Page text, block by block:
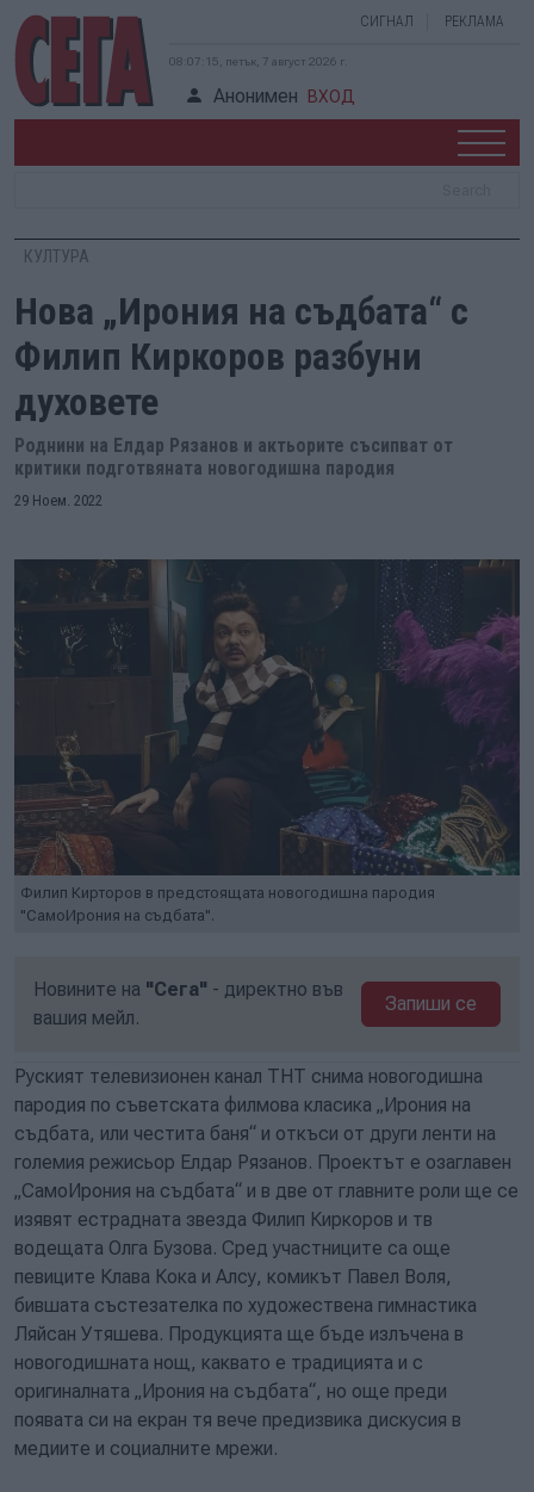
СИГНАЛ РЕКЛАМА
08:07:16, петък, 7 август 2026 г.
Анонимен ВХОД
КУЛТУРА
Нова „Ирония на съдбата“ с
Филип Киркоров разбуни
духовете
Роднини на Елдар Рязанов и актьорите съсипват от
критики подготвяната новогодишна пародия
29 Ноем. 2022
Филип Кирторов в предстоящата новогодишна пародия
"СамоИрония на съдбата".
Новините на "Сега" - директно във
вашия мейл.
Запиши се
Руският телевизионен канал ТНТ снима новогодишна
пародия по съветската филмова класика „Ирония на
съдбата, или честита баня“ и откъси от други ленти на
големия режисьор Елдар Рязанов. Проектът е озаглавен
„СамоИрония на съдбата“ и в две от главните роли ще се
изявят естрадната звезда Филип Киркоров и тв
водещата Олга Бузова. Сред участниците са още
певиците Клава Кока и Алсу, комикът Павел Воля,
бившата състезателка по художествена гимнастика
Ляйсан Утяшева. Продукцията ще бъде излъчена в
новогодишната нощ, каквато е традицията и с
оригиналната „Ирония на съдбата“, но още преди
появата си на екран тя вече предизвика дискусия в
медиите и социалните мрежи.